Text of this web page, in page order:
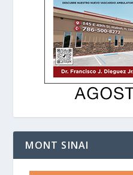
MONT SINAI